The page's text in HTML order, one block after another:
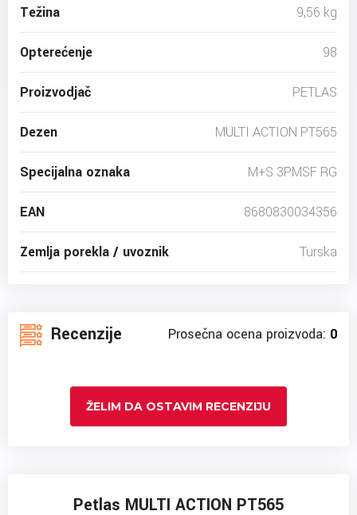
Težina 9,56 kg
Opterećenje 98
Proizvodjač PETLAS
Dezen MULTI ACTION PT565
Specijalna oznaka M+S 3PMSF RG
EAN 8680830034356
Zemlja porekla / uvoznik Turska
Recenzije Prosečna ocena proizvoda: 0
ŽELIM DA OSTAVIM RECENZIJU
Petlas MULTI ACTION PT565